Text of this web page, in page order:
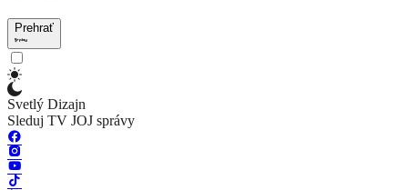
Prehrať
Svetlý Dizajn
Sleduj TV JOJ správy